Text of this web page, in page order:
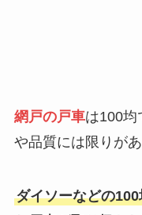
網戸の戸車は100均
や品質には限りがあ
ダイソーなどの